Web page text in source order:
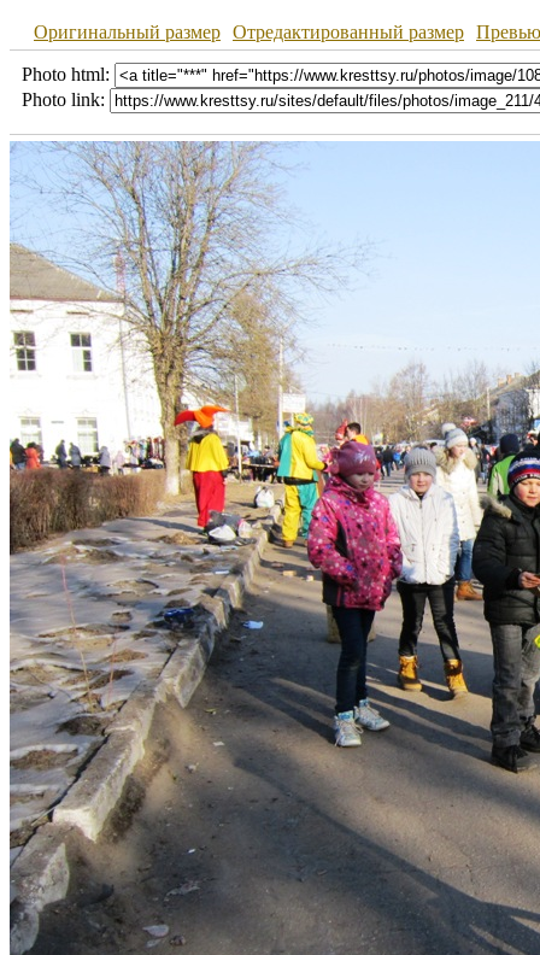
Оригинальный размер Отредактированный размер Превью
Photo html:
Photo link: